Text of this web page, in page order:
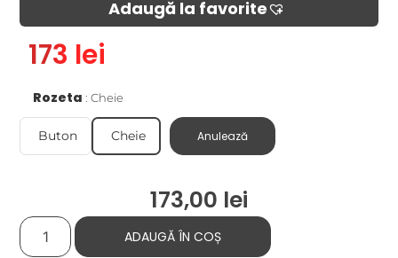
Adaugă la favorite​
173 lei
Rozeta Cheie
Buton Cheie Anulează
173,00 lei
ADAUGĂ ÎN COȘ